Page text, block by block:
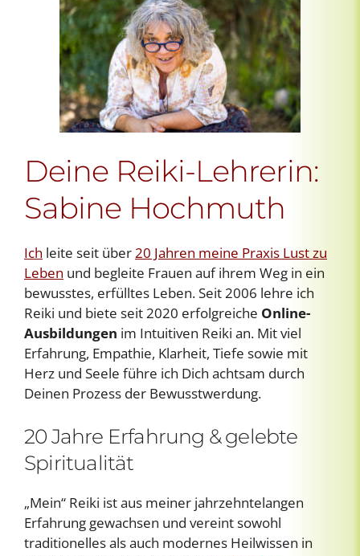
Deine Reiki-Lehrerin:
Sabine Hochmuth
Ich leite seit über20 Jahren meine Praxis Lust zu
Leben und begleite Frauen auf ihrem Weg in ein
bewusstes, erfülltes Leben. Seit 2006 lehre ich
Reiki und biete seit 2020 erfolgreiche Online-
Ausbildungen im Intuitiven Reiki an. Mit viel
Erfahrung, Empathie, Klarheit, Tiefe sowie mit
Herz und Seele führe ich Dich achtsam durch
Deinen Prozess der Bewusstwerdung.
20 Jahre Erfahrung & gelebte
Spiritualität
„Mein“ Reiki ist aus meiner jahrzehntelangen
Erfahrung gewachsen und vereint sowohl
traditionelles als auch modernes Heilwissen in